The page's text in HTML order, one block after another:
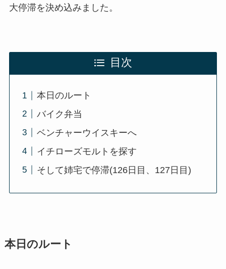
大停滞を決め込みました。
目次
本日のルート
バイク弁当
ベンチャーウイスキーへ
イチローズモルトを探す
そして姉宅で停滞(126日目、127日目)
本日のルート